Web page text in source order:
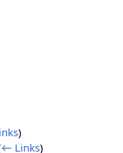
)
← Links)